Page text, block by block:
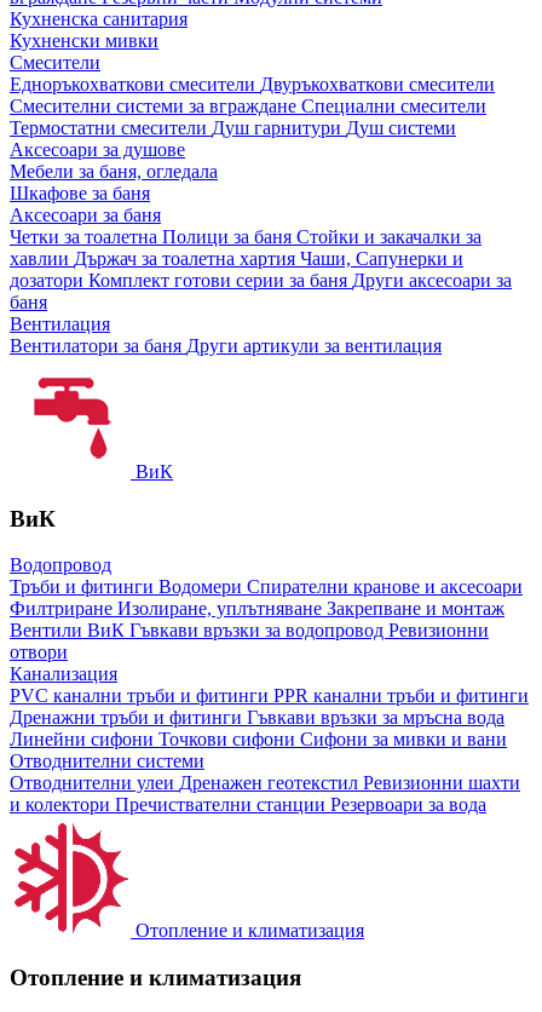
Кухненска санитария
Кухненски мивки
Смесители
Едноръкохваткови смесители Двуръкохваткови смесители
Смесителни системи за вграждане Специални смесители
Термостатни смесители Душ гарнитури Душ системи
Аксесоари за душове
Мебели за баня, огледала
Шкафове за баня
Аксесоари за баня
Четки за тоалетна Полици за баня Стойки и закачалки за
хавлии Държач за тоалетна хартия Чаши, Сапунерки и
дозатори Комплект готови серии за баня Други аксесоари за
баня
Вентилация
Вентилатори за баня Други артикули за вентилация
ВиК
ВиК
Водопровод
Тръби и фитинги Водомери Спирателни кранове и аксесоари
Филтриране Изолиране, уплътняване Закрепване и монтаж
Вентили ВиК Гъвкави връзки за водопровод Ревизионни
отвори
Канализация
PVC канални тръби и фитинги PPR канални тръби и фитинги
Дренажни тръби и фитинги Гъвкави връзки за мръсна вода
Линейни сифони Точкови сифони Сифони за мивки и вани
Отводнителни системи
Отводнителни улеи Дренажен геотекстил Ревизионни шахти
и колектори Пречиствателни станции Резервоари за вода
Отопление и климатизация
Отопление и климатизация